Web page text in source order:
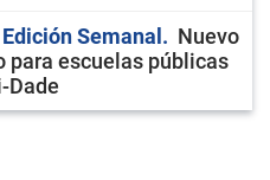
Semanal
Nuevo
para escuelas públicas
Dade